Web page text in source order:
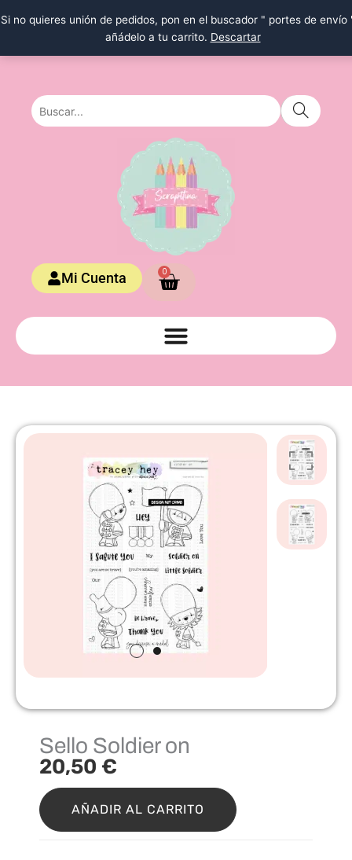
Si no quieres unión de pedidos, pon en el buscador " portes de envío
añádelo a tu carrito. Descartar
al
Mi Cuenta 0
Carrito
Sello Soldier on
20,50 €
Soldier
on
AÑADIR AL CARRITO